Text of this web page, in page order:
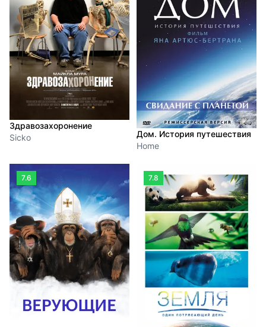
Здравозахоронение
Sicko
Дом. История путешествия
Home
7.6 7.8